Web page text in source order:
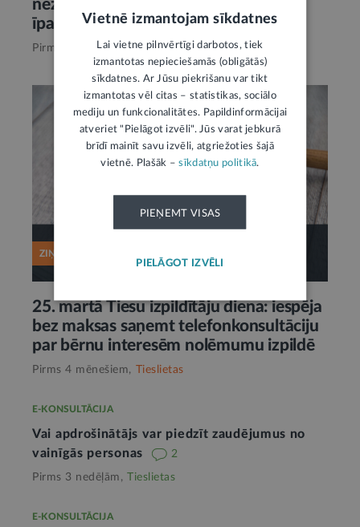
nezinādami iegādājušies izkrāptus
īpašumus
Pirms 3 mēnešiem, Tieslietas
ZIŅA
25. martā Tiesu izpildītāju diena: iespēja
bez maksas saņemt telefonkonsultāciju
par bērnu interesēm nolēmumu izpildē
Pirms 4 mēnešiem, Tieslietas
E-KONSULTĀCIJA
Vai apdrošinātājs var piedzīt zaudējumus no
vainīgās personas
2
Pirms 3 nedēļām, Tieslietas
E-KONSULTĀCIJA
Vietnē izmantojam sīkdatnes
Lai vietne pilnvērtīgi darbotos, tiek
izmantotas nepieciešamās (obligātās)
sīkdatnes. Ar Jūsu piekrišanu var tikt
izmantotas vēl citas – statistikas, sociālo
mediju un funkcionalitātes. Papildinformācijai
atveriet "Pielāgot izvēli". Jūs varat jebkurā
brīdī mainīt savu izvēli, atgriežoties šajā
vietnē. Plašāk –sīkdatņu politikā.
PIEŅEMT VISAS
PIELĀGOT IZVĒLI